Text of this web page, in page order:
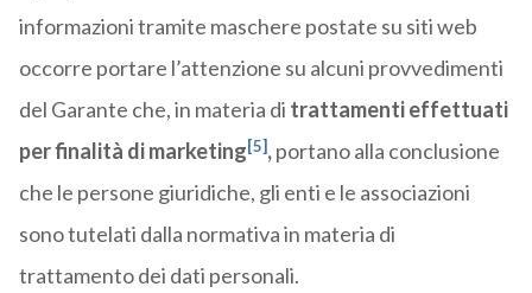
informazioni tramite maschere postate su siti web
occorre portare l’attenzione su alcuni provvedimenti
del Garante che, in materia di trattamenti effettuati
per finalità di marketing[5],portano alla conclusione
che le persone giuridiche, gli enti e le associazioni
sono tutelati dalla normativa in materia di
trattamento dei dati personali.